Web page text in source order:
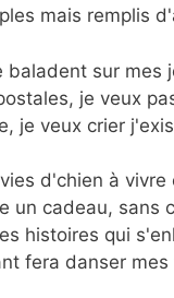
mais remplis
baladent sur mes
je veux
je veux crier
d'chien à vivre
un cadeau, sans
histoires qui
fera danser mes